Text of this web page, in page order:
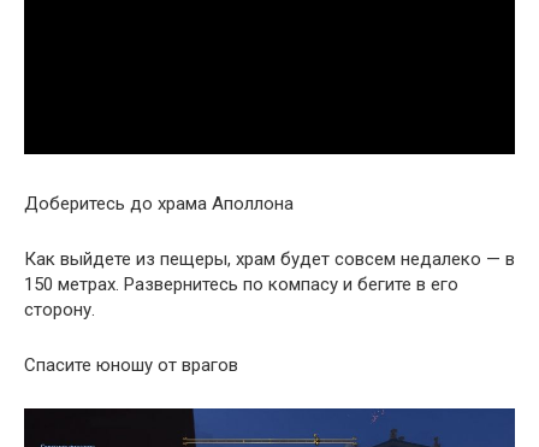
Доберитесь до храма Аполлона
Как выйдете из пещеры, храм будет совсем недалеко — в
150 метрах. Развернитесь по компасу и бегите в его
сторону.
Спасите юношу от врагов